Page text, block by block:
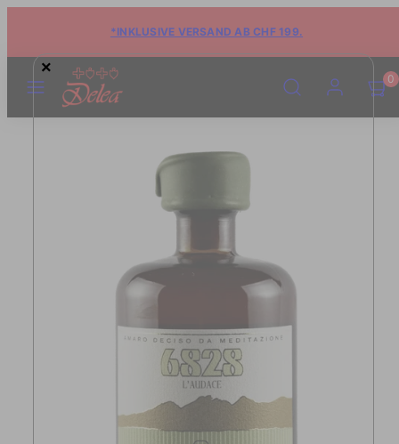
*INKLUSIVE VERSAND AB CHF 199.
MENÜ SUCHE KONTO
(0)
(0)
0
×